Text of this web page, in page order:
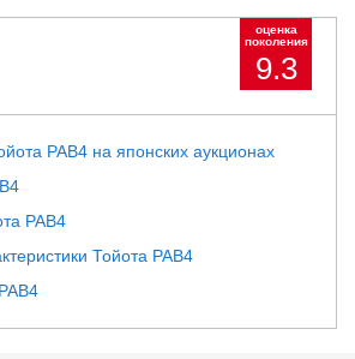
оценка
поколения
9.3
РАВ4 на японских аукционах
РАВ4
Тойота РАВ4